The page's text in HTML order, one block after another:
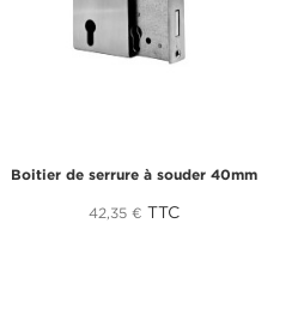
Boitier de serrure à souder 40mm
42,35 € TTC